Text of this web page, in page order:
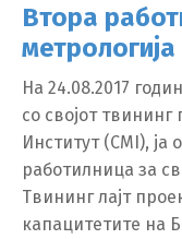
Втора
метрологија
На 24.08.2017
со својот
Институт (CMI),
работилница за
Твининг лајт
капацитетите на